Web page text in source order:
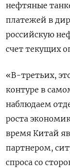
нефтяные
платежей в
российскую
счет текущих
«В-третьих,
контуре в
наблюдаем
роста
время Китай
партнером,
спроса со